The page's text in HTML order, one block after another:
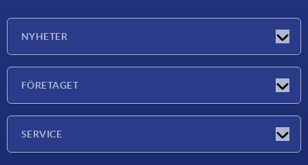
NYHETER
FÖRETAGET
SERVICE